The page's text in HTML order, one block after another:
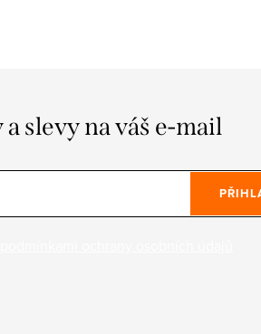
slevy na váš e-mail